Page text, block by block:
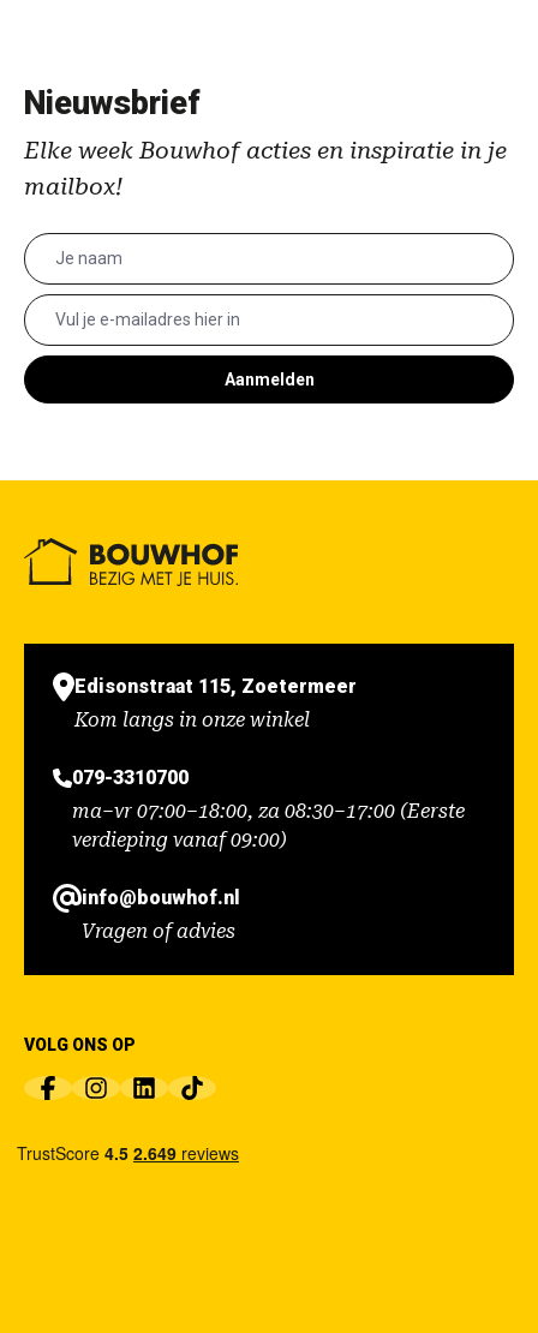
Nieuwsbrief
Elke week Bouwhof acties en inspiratie in je
mailbox!
Aanmelden
Edisonstraat 115, Zoetermeer
Kom langs in onze winkel
079-3310700
ma–vr 07:00–18:00, za 08:30–17:00 (Eerste
verdieping vanaf 09:00)
info@bouwhof.nl
Vragen of advies
VOLG ONS OP